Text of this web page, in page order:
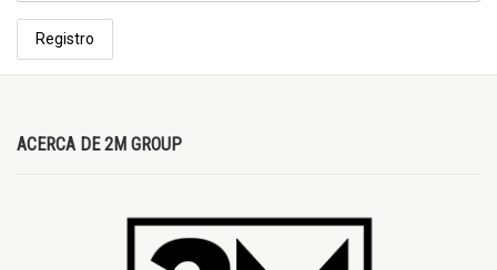
ACERCA DE 2M GROUP